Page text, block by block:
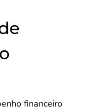
financeiro